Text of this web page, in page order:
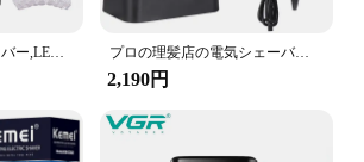
Vgr-プロの電気シェーバー,LEDディスプレイ付きの金属製ひげシェーバー,チタンブレード,トリプル,V-335 プロの理髪店の電気シェーバー,あごひげと頭のシェービングマシン,充電式,仕上げ用
2,190円